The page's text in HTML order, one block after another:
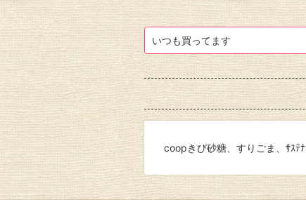
いつも買ってます
coopきび砂糖、すりごま、ｻｽﾃ